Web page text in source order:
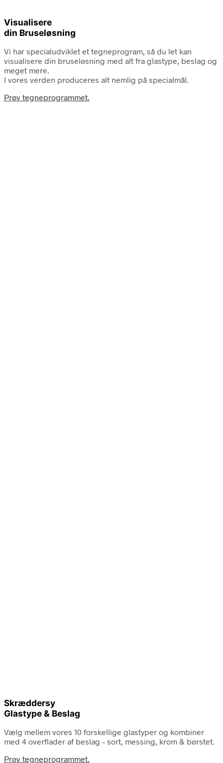
Visualisere
din Bruseløsning
Vi har specialudviklet et tegneprogram, så du let kan
visualisere din bruseløsning med alt fra glastype, beslag og
meget mere.
I vores verden produceres alt nemlig på specialmål.
Prøv tegneprogrammet.
Skræddersy
Glastype & Beslag
Vælg mellem vores 10 forskellige glastyper og kombiner
med 4 overflader af beslag – sort, messing, krom & børstet.
Prøv tegneprogrammet.